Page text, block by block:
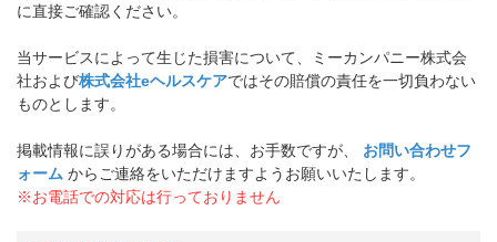
に直接ご確認ください。
当サービスによって生じた損害について、ミーカンパニー株式会
社および株式会社eヘルスケアではその賠償の責任を一切負わない
ものとします。
掲載情報に誤りがある場合には、お手数ですが、
お問い合わせフ
ォーム からご連絡をいただけますようお願いいたします。
※お電話での対応は行っておりません